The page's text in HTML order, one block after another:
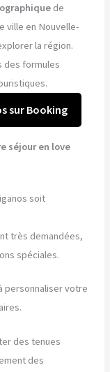
de
ville en Nouvelle-
la région.
des formules
sur Booking
séjour en love
soit
très demandées,
spéciales.
personnaliser votre
des tenues
des